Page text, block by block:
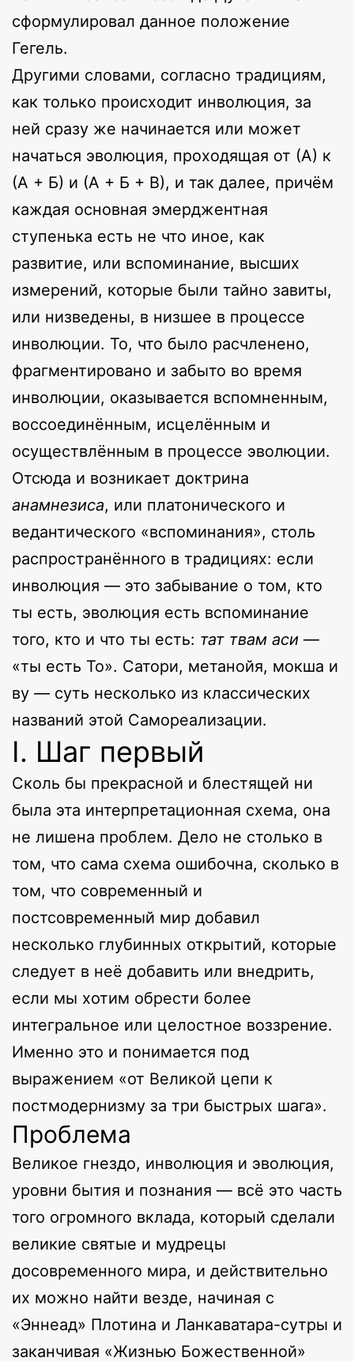
сформулировал данное положение
Гегель.
Другими словами, согласно традициям,
как только происходит инволюция, за
ней сразу же начинается или может
начаться эволюция, проходящая от (А) к
(А + Б) и (А + Б + В), и так далее, причём
каждая основная эмерджентная
ступенька есть не что иное, как
развитие, или вспоминание, высших
измерений, которые были тайно завиты,
или низведены, в низшее в процессе
инволюции. То, что было расчленено,
фрагментировано и забыто во время
инволюции, оказывается вспомненным,
воссоединённым, исцелённым и
осуществлённым в процессе эволюции.
Отсюда и возникает доктрина
анамнезиса, или платонического и
ведантического «вспоминания», столь
распространённого в традициях: если
инволюция — это забывание о том, кто
ты есть, эволюция есть вспоминание
того, кто и что ты есть: тат твам аси —
«ты есть То». Сатори, метанойя, мокша и
ву — суть несколько из классических
названий этой Самореализации.
I. Шаг первый
Сколь бы прекрасной и блестящей ни
была эта интерпретационная схема, она
не лишена проблем. Дело не столько в
том, что сама схема ошибочна, сколько в
том, что современный и
постсовременный мир добавил
несколько глубинных открытий, которые
следует в неё добавить или внедрить,
если мы хотим обрести более
интегральное или целостное воззрение.
Именно это и понимается под
выражением «от Великой цепи к
постмодернизму за три быстрых шага».
Проблема
Великое гнездо, инволюция и эволюция,
уровни бытия и познания — всё это часть
того огромного вклада, который сделали
великие святые и мудрецы
досовременного мира, и действительно
их можно найти везде, начиная с
«Эннеад» Плотина и Ланкаватара-сутры и
заканчивая «Жизнью Божественной»